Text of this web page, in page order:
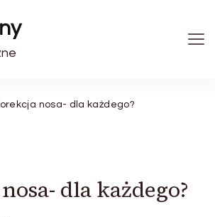
nosa- dla każdego?
dla każdego?